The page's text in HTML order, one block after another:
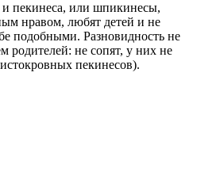
пекинеса, или шпикинесы,
нравом, любят детей и не
подобными. Разновидность не
родителей: не сопят, у них не
пекинесов).